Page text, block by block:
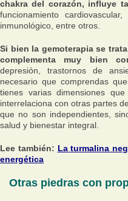
chakra del corazón, influye
funcionamiento
inmunológico, entre otros.
Si bien la gemoterapia se
complementa muy bien
depresión, trastornos de
necesario que comprendas
tienes varias dimensiones
interrelaciona con otras partes
que no son independientes,
salud y bienestar integral.
Lee también: La turmalina
energética
Otras piedras con